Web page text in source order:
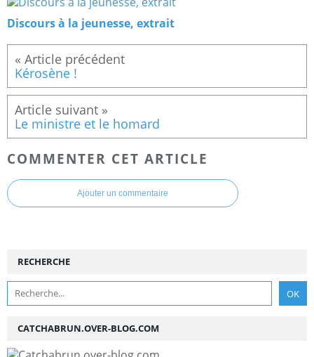
Discours à la jeunesse, extrait
Kérosène !
Le ministre et le homard
COMMENTER CET ARTICLE
Ajouter un commentaire
RECHERCHE
CATCHABRUN.OVER-BLOG.COM